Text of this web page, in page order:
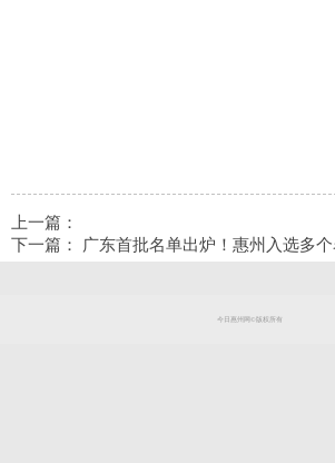
上一篇：
下一篇：
广东首批名单出炉！惠州入选多
今日惠州网©版权所有